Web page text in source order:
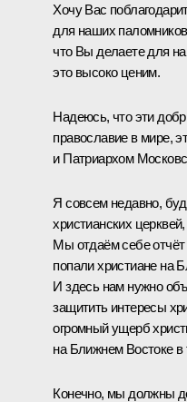
Хочу Вас
для наших
что Вы делаете для
это высоко ценим.
Надеюсь, что эти
православие в мире,
и Патриархом
Я совсем недавно,
христианских
Мы отдаём себе отчёт
попали христиане на
И здесь нам нужно
защитить интересы
огромный ущерб
на Ближнем Востоке в
Конечно, мы должны